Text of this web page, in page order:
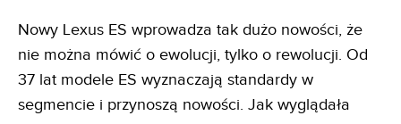
Nowy Lexus ES wprowadza tak dużo nowości, że
nie można mówić o ewolucji, tylko o rewolucji. Od
37 lat modele ES wyznaczają standardy w
segmencie i przynoszą nowości. Jak wyglądała